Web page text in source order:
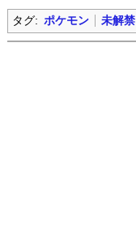
タグ: ポケモン 未解禁